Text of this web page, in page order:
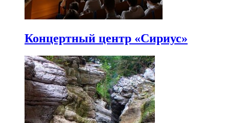
Концертный центр «Сириус»